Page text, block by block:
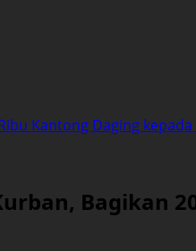
Kantong Daging
Bagikan